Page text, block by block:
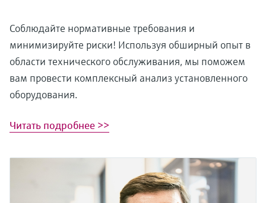
Соблюдайте нормативные требования и
минимизируйте риски! Используя обширный опыт в
области технического обслуживания, мы поможем
вам провести комплексный анализ установленного
оборудования.
Читать подробнее >>